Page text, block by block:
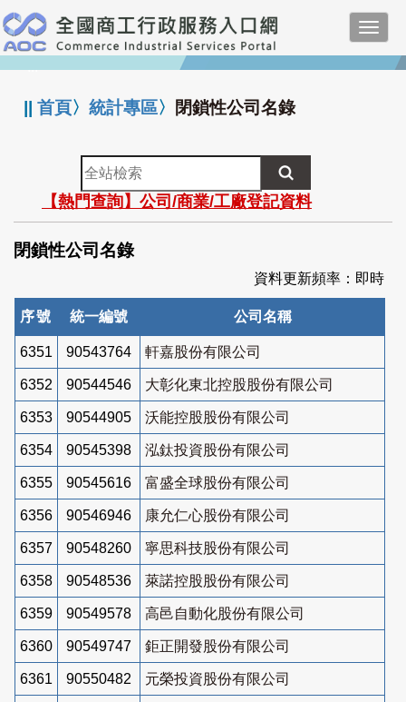
跳
到
主
要
:::
||首頁〉統計專區〉 閉鎖性公司名錄
全
站
檢
索
【熱門查詢】公司/商業/工廠登記資料
閉鎖性公司名錄
資料更新頻率：即時
序號 統一編號 公司名稱
6351 90543764 軒嘉股份有限公司
6352 90544546 大彰化東北控股股份有限公司
6353 90544905 沃能控股股份有限公司
6354 90545398 泓鈦投資股份有限公司
6355 90545616 富盛全球股份有限公司
6356 90546946 康允仁心股份有限公司
6357 90548260 寧思科技股份有限公司
6358 90548536 萊諾控股股份有限公司
6359 90549578 高邑自動化股份有限公司
6360 90549747 鉅正開發股份有限公司
6361 90550482 元榮投資股份有限公司